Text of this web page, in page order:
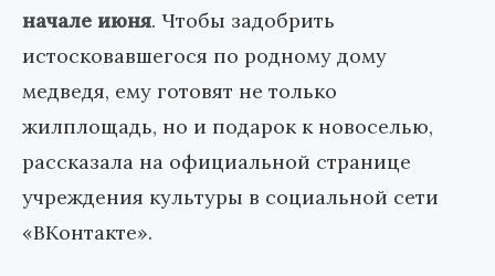
начале июня. Чтобы задобрить
истосковавшегося по родному дому
медведя, ему готовят не только
жилплощадь, но и подарок к новоселью,
рассказала на официальной странице
учреждения культуры в социальной сети
«ВКонтакте».